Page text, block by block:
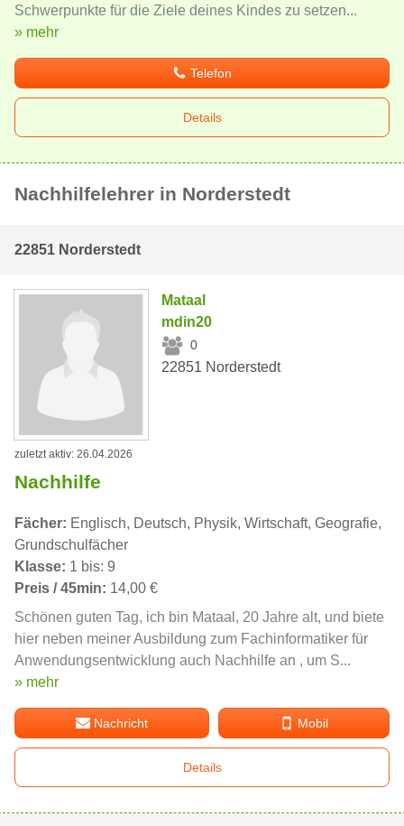
Schwerpunkte für die Ziele deines Kindes zu setzen...
» mehr
Telefon
Details
Nachhilfelehrer in Norderstedt
22851 Norderstedt
Mataal
mdin20
0
22851 Norderstedt
zuletzt aktiv: 26.04.2026
Nachhilfe
Fächer: Englisch, Deutsch, Physik, Wirtschaft, Geografie,
Grundschulfächer
Klasse: 1 bis: 9
Preis / 45min: 14,00 €
Schönen guten Tag, ich bin Mataal, 20 Jahre alt, und biete
hier neben meiner Ausbildung zum Fachinformatiker für
Anwendungsentwicklung auch Nachhilfe an , um S...
» mehr
Nachricht Mobil
Details